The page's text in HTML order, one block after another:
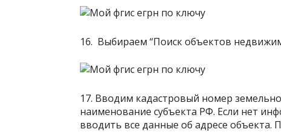
16. Выбираем “Поиск объектов
17. Вводим кадастровый номер
наименование субъекта РФ. Если нет
вводить все данные об адресе объекта.